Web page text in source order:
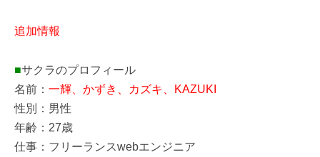
追加情報
■サクラのプロフィール
名前： 一輝、かずき、カズキ、KAZUKI
性別：男性
年齢：27歳
仕事：フリーランスwebエンジニア